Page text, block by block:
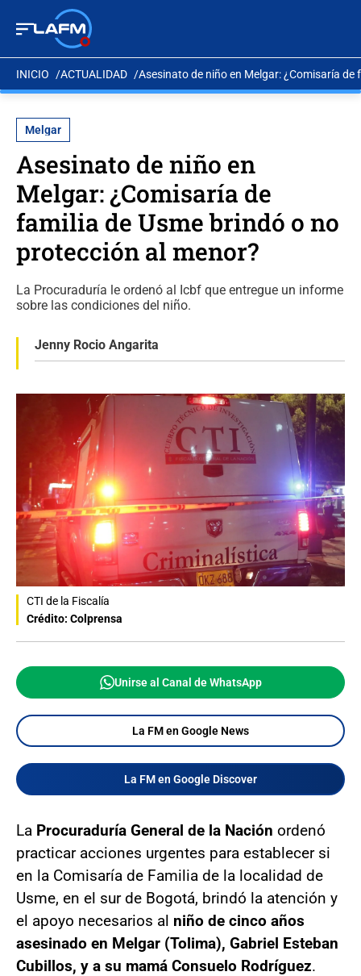
INICIO ACTUALIDAD Asesinato de niño en Melgar: ¿Comisaría
Melgar
Asesinato de niño en
Melgar: ¿Comisaría de
familia de Usme brindó o no
protección al menor?
La Procuraduría le ordenó al Icbf que entregue un informe
sobre las condiciones del niño.
Jenny Rocio Angarita
CTI de la Fiscalía
Crédito: Colprensa
Unirse al Canal de WhatsApp
La FM en Google News
La FM en Google Discover
La Procuraduría General de la Nación ordenó
practicar acciones urgentes para establecer si
en la Comisaría de Familia de la localidad de
Usme, en el sur de Bogotá, brindó la atención y
el apoyo necesarios al niño de cinco años
asesinado en Melgar (Tolima), Gabriel Esteban
Cubillos, y a su mamá Consuelo Rodríguez.